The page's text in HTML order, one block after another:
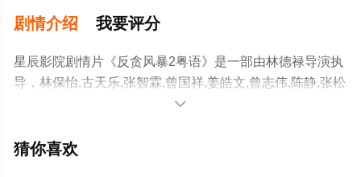
剧情介绍 我要评分
星辰影院剧情片《反贪风暴2粤语》是一部由林德禄导演执
导，林保怡,古天乐,张智霖,曾国祥,姜皓文,曾志伟,陈静,张松
枝,蔡洁,林家栋,蔡少芬,夏嫣,石修,陈宇琛,李宗彥,卢海鹏,陆
徐靖雯,郭锋,姚学智,宋海颉等明星演员精彩演绎的中国大

猜你喜欢